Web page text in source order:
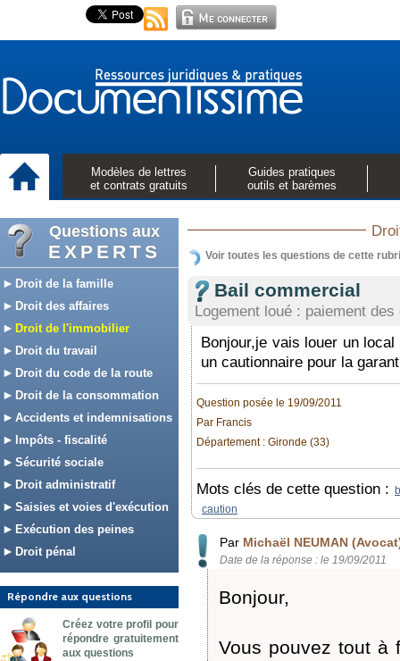
Modèles de lettres
et contrats gratuits
Guides pratiques
outils et barèmes
Questions aux
EXPERTS
Droit de la famille
Droit des affaires
Droit de l'immobilier
Droit du travail
Droit du code de la route
Droit de la consommation
Accidents et indemnisations
Impôts - fiscalité
Sécurité sociale
Droit administratif
Saisies et voies d'exécution
Exécution des peines
Droit pénal
Répondre aux questions
Créez votre profil pour
répondre gratuitement
aux questions
Voir toutes les questions de cette
Bail commercial
Logement loué : paiement
Bonjour,je vais louer un
un cautionnaire pour la
Question posée le 19/09/2011
Par Francis
Département : Gironde (33)
Mots clés de cette question :
caution
Par Michaël NEUMAN
Date de la réponse : le 19/09/2011
Bonjour,
Vous pouvez tout à